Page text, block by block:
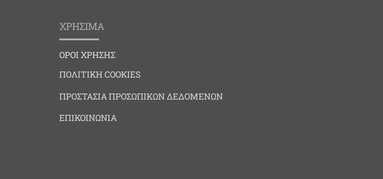
ΧΡΗΣΙΜΑ
ΟΡΟΙ ΧΡΗΣΗΣ
ΠΟΛΙΤΙΚΗ COOKIES
ΠΡΟΣΤΑΣΙΑ ΠΡΟΣΩΠΙΚΩΝ ΔΕΔΟΜΕΝΩΝ
ΕΠΙΚΟΙΝΩΝΙΑ